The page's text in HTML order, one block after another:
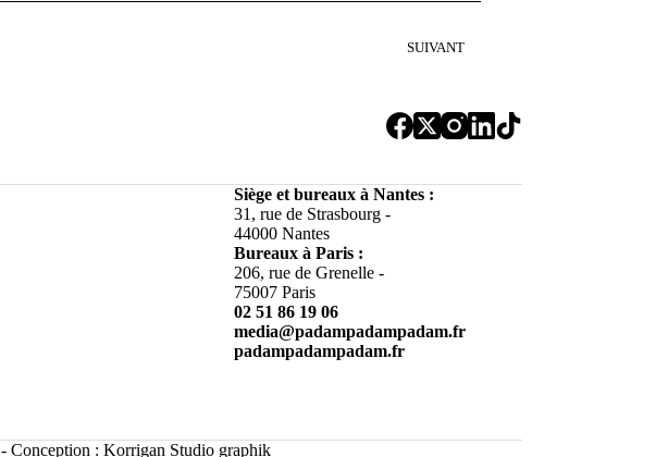
SUIVANT
Siège et bureaux à Nantes :
31, rue de Strasbourg -
44000 Nantes
Bureaux à Paris :
206, rue de Grenelle -
75007 Paris
02 51 86 19 06
media@padampadampadam.fr
padampadampadam.fr
- Conception :Korrigan Studio graphik